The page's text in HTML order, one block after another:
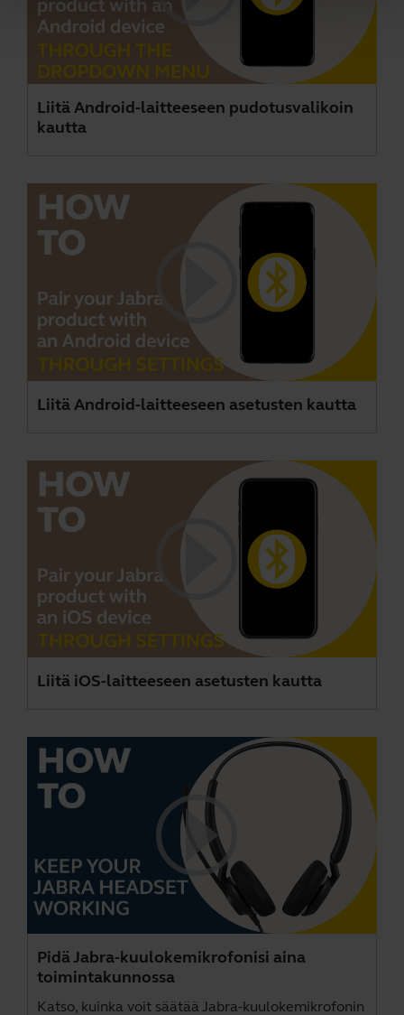
Liitä Android-laitteeseen pudotusvalikoin
kautta
Liitä Android-laitteeseen asetusten kautta
Liitä iOS-laitteeseen asetusten kautta
Pidä Jabra-kuulokemikrofonisi aina
toimintakunnossa
Katso, kuinka voit säätää Jabra-kuulokemikrofonin